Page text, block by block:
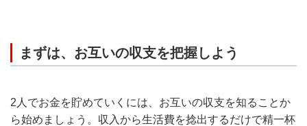
まずは、お互いの収支を把握しよう
2人でお金を貯めていくには、お互いの収支を知ることか
ら始めましょう。収入から生活費を捻出するだけで精一杯